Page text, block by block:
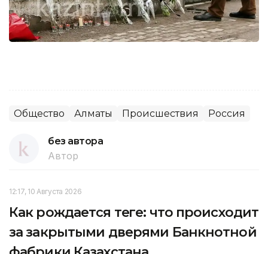
Общество Алматы Происшествия Россия
без автора
Автор
12:17, 10 Августа 2026
Как рождается теңге: что происходит
за закрытыми дверями Банкнотной